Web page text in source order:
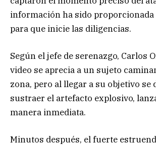
información ha sido proporcionada
para que inicie las diligencias.
Según el jefe de serenazgo, Carlos
video se aprecia a un sujeto
zona, pero al llegar a su objetivo se
sustraer el artefacto explosivo,
manera inmediata.
Minutos después, el fuerte